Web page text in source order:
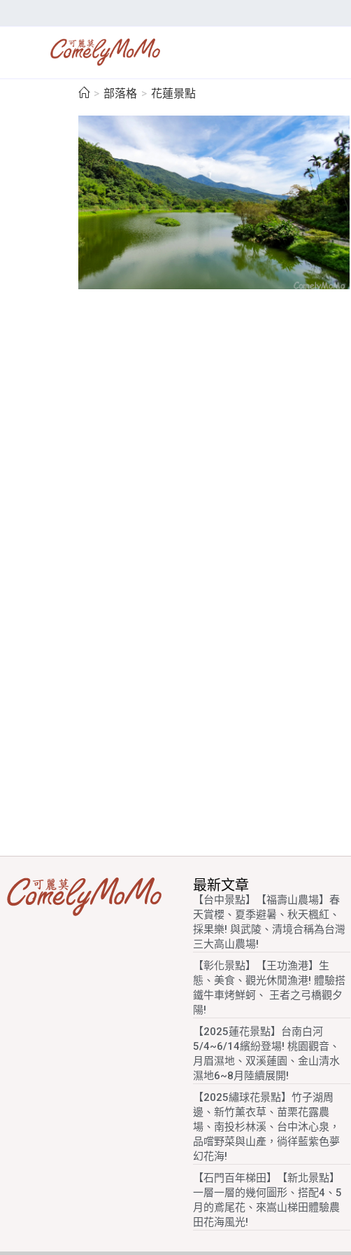
> 部落格 > 花蓮景點
最新文章
【台中景點】【福壽山農場】春
天賞櫻、夏季避暑、秋天楓紅、
採果樂! 與武陵、清境合稱為台灣
三大高山農場!
【彰化景點】【王功漁港】生
態、美食、觀光休閒漁港! 體驗搭
鐵牛車烤鮮蚵、 王者之弓橋觀夕
陽!
【2025蓮花景點】台南白河
5/4~6/14繽紛登場! 桃園觀音、
月眉濕地、双溪蓮園、金山清水
濕地6~8月陸續展開!
【2025繡球花景點】竹子湖周
邊、新竹薰衣草、苗栗花露農
場、南投杉林溪、台中沐心泉，
品嚐野菜與山產，徜徉藍紫色夢
幻花海!
【石門百年梯田】【新北景點】
一層一層的幾何圖形、搭配4、5
月的鳶尾花、來嵩山梯田體驗農
田花海風光!